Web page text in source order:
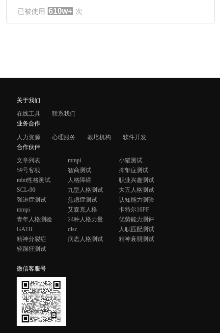
已被使用 610w+ 次
关于我们
在线工具
联系我们
业务合作
人力资源
心理服务 教培机构
软件开发
合作伙伴
文章列表
mmpi
小猫测试
59号客栈
智商测试
抑郁症测试
mbti性格测试
人格障碍
职业兴趣测试
SCL-90
九型人格测试
大五人格测试
强迫症测试
焦虑症测试
认知能力测验
mmpi
艾森克人格
卡特尔16PF
青年人格测验
24种人格力量
优势能力测评
GATB
disc
人职匹配测试
精神分裂症
病态人格测试
精神衰弱测试
轻躁狂测试
微信客服号